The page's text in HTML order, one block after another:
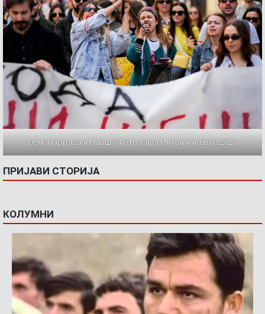
Осмомартовски Марш / Фото: Сара Митрички, 08.03.2026
ПРИЈАВИ СТОРИЈА
КОЛУМНИ